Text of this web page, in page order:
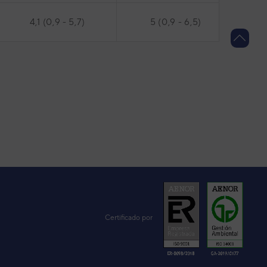
4,1 (0,9 - 5,7) 5 (0,9 - 6,5)
Certificado por